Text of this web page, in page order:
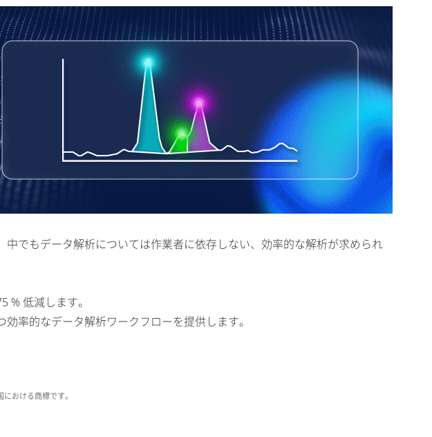
でもデータ解析については作業者に依存しない、効率的な解析が求められ
低減します。
率的なデータ解析ワークフローを提供します。
おける商標です。